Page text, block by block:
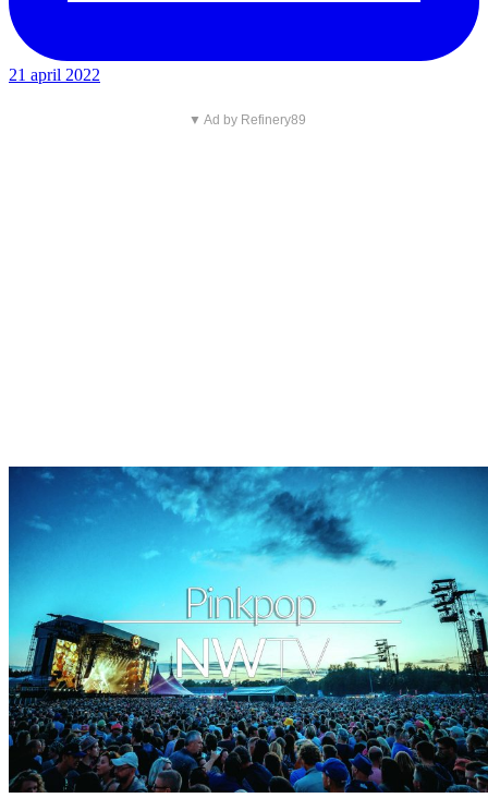
21 april 2022
▼ Ad by Refinery89